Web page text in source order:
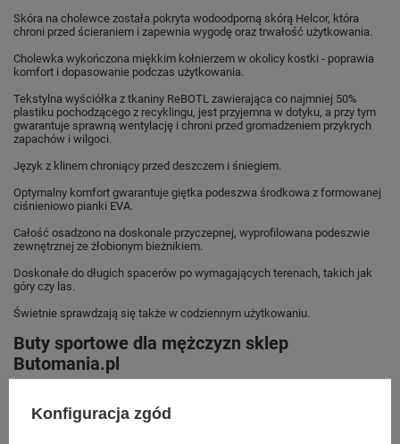
Skóra na cholewce została pokryta wodoodporną skórą Helcor, która
chroni przed ścieraniem i zapewnia wygodę oraz trwałość użytkowania.
Cholewka wykończona miękkim kołnierzem w okolicy kostki - poprawia
komfort i dopasowanie podczas użytkowania.
Tekstylna wyściółka z tkaniny ReBOTL zawierająca co najmniej 50%
plastiku pochodzącego z recyklingu, jest przyjemna w dotyku, a przy tym
gwarantuje sprawną wentylację i chroni przed gromadzeniem przykrych
zapachów i wilgoci.
Język z klinem chroniący przed deszczem i śniegiem.
Optymalny komfort gwarantuje giętka podeszwa środkowa z formowanej
ciśnieniowo pianki EVA.
Całość osadzono na doskonale przyczepnej, wyprofilowana podeszwie
zewnętrznej ze żłobionym bieżnikiem.
Doskonałe do długich spacerów po wymagających terenach, takich jak
góry czy las.
Świetnie sprawdzają się także w codziennym użytkowaniu.
Buty sportowe dla mężczyzn sklep
Butomania.pl
45, 46.Konfiguracja zgód